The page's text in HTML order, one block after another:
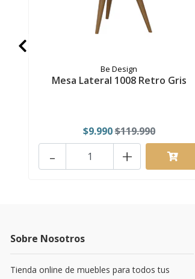
Be Design
Mesa Lateral 1008 Retro Gris
$9.990$119.990
+
-
Sobre Nosotros
Tienda online de muebles para todos tus